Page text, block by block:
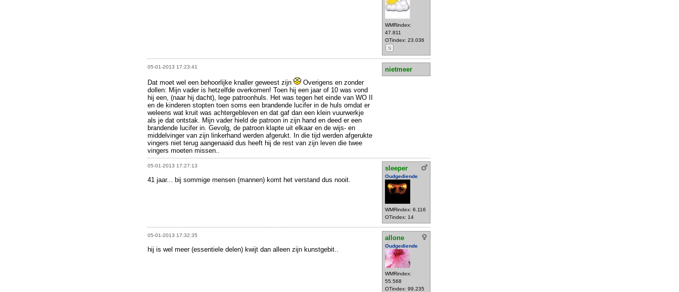
WMRindex:
47.811
OTindex: 23.036
S
05-01-2013 17:23:41
nietmeer
Dat moet wel een behoorlijke knaller geweest zijn
Overigens en zonder
dollen: Mijn vader is hetzelfde overkomen! Toen hij een jaar of 10 was vond
hij een, (naar hij dacht), lege patroonhuls. Het was tegen het einde van WO II
en de kinderen stopten toen soms een brandende lucifer in de huls omdat er
weleens wat kruit was achtergebleven en dat gaf dan een klein vuurwerkje
als je dat ontstak. Mijn vader hield de patroon in zijn hand en deed er een
brandende lucifer in. Gevolg, de patroon klapte uit elkaar en de wijs- en
middelvinger van zijn linkerhand werden afgerukt. In die tijd werden afgerukte
vingers niet terug aangenaaid dus heeft hij de rest van zijn leven die twee
vingers moeten missen..
05-01-2013 17:27:13 sleeper
Oudgediende
WMRindex: 6.116
OTindex: 14
41 jaar... bij sommige mensen (mannen) komt het verstand dus nooit.
05-01-2013 17:32:35 allone
Oudgediende
WMRindex:
55.568
OTindex: 99.235
hij is wel meer (essentiele delen) kwijt dan alleen zijn kunstgebit..